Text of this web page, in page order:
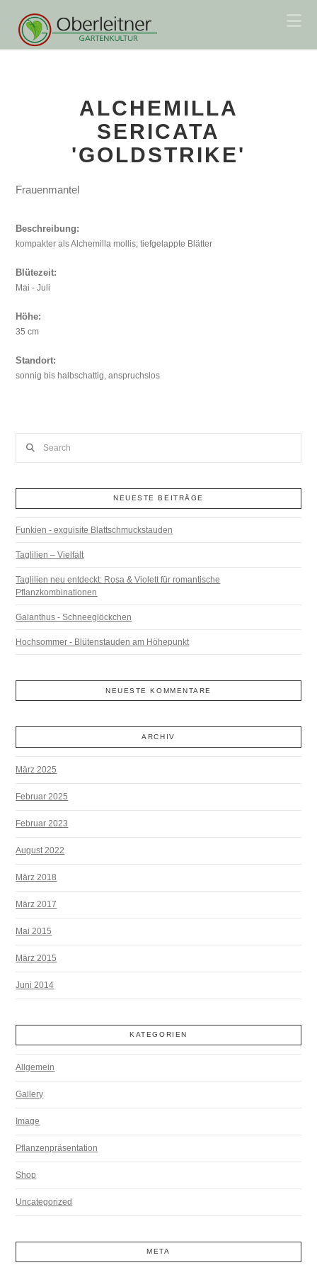
ALCHEMILLA
SERICATA
'GOLDSTRIKE'
Frauenmantel
Beschreibung:
kompakter als Alchemilla mollis; tiefgelappte Blätter
Blütezeit:
Mai - Juli
Höhe:
35 cm
Standort:
sonnig bis halbschattig, anspruchslos
NEUESTE BEITRÄGE
Funkien - exquisite Blattschmuckstauden
Taglilien – Vielfalt
Taglilien neu entdeckt: Rosa & Violett für romantische
Pflanzkombinationen
Galanthus - Schneeglöckchen
Hochsommer - Blütenstauden am Höhepunkt
NEUESTE KOMMENTARE
ARCHIV
März 2025
Februar 2025
Februar 2023
August 2022
März 2018
März 2017
Mai 2015
März 2015
Juni 2014
KATEGORIEN
Allgemein
Gallery
Image
Pflanzenpräsentation
Shop
Uncategorized
META